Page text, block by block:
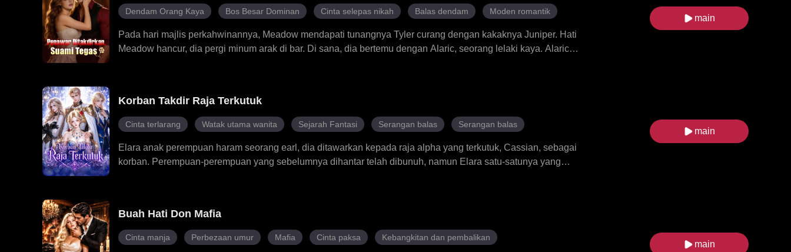
Dendam Orang Kaya Bos Besar Dominan Cinta selepas nikah Balas dendam Moden romantik
Pada hari majlis perkahwinannya, Meadow mendapati tunangnya Tyler curang dengan kakaknya Juniper. Hati
Meadow hancur, dia pergi minum arak di bar. Di sana, dia bertemu dengan Alaric, seorang lelaki kaya. Alaric
Meadow dan Alaric mula mempunyai rasa cinta yang tulus antara satu sama lain, lebih banyak halangan
muncul.
main
Korban Takdir Raja Terkutuk
Cinta terlarang Watak utama wanita Sejarah Fantasi Serangan balas Serangan balas
Elara anak perempuan haram seorang earl, dia ditawarkan kepada raja alpha yang terkutuk, Cassian, sebagai
korban. Perempuan-perempuan yang sebelumnya dihantar telah dibunuh, namun Elara satu-satunya yang
terus hidup dan melawan, mencipta sebuah dunia baharu.
main
Buah Hati Don Mafia
Cinta manja Perbezaan umur Mafia Cinta paksa Kebangkitan dan pembalikan
main